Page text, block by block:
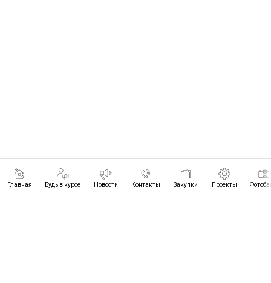
Главная Будь в курсе Новости Контакты Закупки Проекты